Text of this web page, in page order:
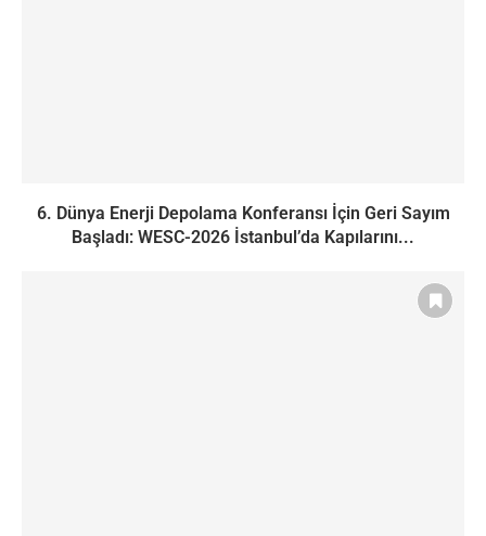
6. Dünya Enerji Depolama Konferansı İçin Geri Sayım
Başladı: WESC-2026 İstanbul’da Kapılarını...